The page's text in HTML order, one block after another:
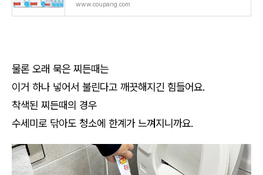
www.coupang.com
물론 오래 묵은 찌든때는
이거 하나 넣어서 불린다고 깨끗해지긴 힘들어요.
착색된 찌든때의 경우
수세미로 닦아도 청소에 한계가 느껴지니까요.